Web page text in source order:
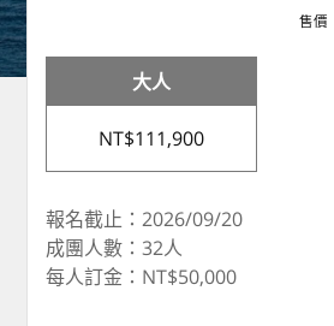
售價
大人
NT$111,900
報名截止：2026/09/20
成團人數：32人
每人訂金：NT$50,000